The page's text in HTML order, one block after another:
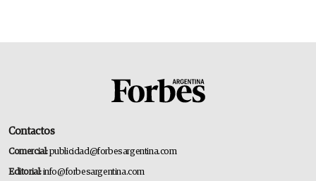
Contactos
Comercial:publicidad@forbesargentina.com
Editorial:info@forbesargentina.com